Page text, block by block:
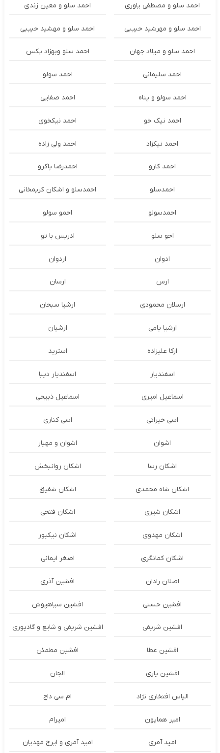
احمد سلو و مصطفی یاوری احمد سلو و معین زندی
احمد سلو و مهرشید حبیبی احمد سلو و مهشید حبیبی
احمد سلو و میلاد جهان احمد سلو وبهزاد پکس
احمد سلیمانی احمد سولو
احمد سولو و پناه احمد صفایی
احمد نیک خو احمد نیکخوی
احمد نیکزاد احمد ولی زاده
احمد کارو احمدرضا پاکرو
احمدسلو احمدسلو و اشکان کریمخانی
احمدسولو احمو سولو
احو سلو ادریس با تو
ادوان اردوان
ارس ارسان
ارسلان محمودی ارشیا سبحان
ارشیا یامی ارشیان
ارکا علیزاده استرید
اسفندیار اسفندیار دیبا
اسماعیل امیری اسماعیل ذبیحی
اسی خیراتی اسی کناری
اشوان اشوان و مهیار
اشکان رسا اشکان روانبخش
اشکان شاه محمدی اشکان شفیق
اشکان شیری اشکان فتحی
اشکان مهدوی اشکان نیکپور
اشکان‌ کمانگری اصغر ایمانی
اصلان رادان افشین آذری
افشین حسنی افشین سیاهپوش
افشین شریفی افشین شریفی و شایع و گادپوری
افشین عطا افشین مطمئن
افشین یاری الجان
الیاس افتخاری نژاد ام سی داج
امير همايون اميرام
امید آمری امید آمری و ایرج مهدیان